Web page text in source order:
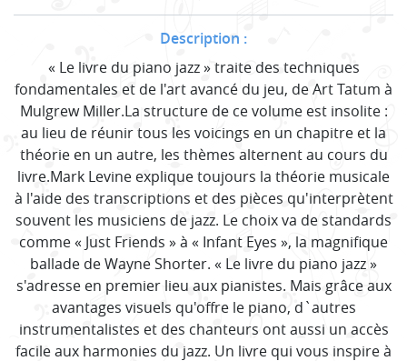
Description :
« Le livre du piano jazz » traite des techniques
fondamentales et de l'art avancé du jeu, de Art Tatum à
Mulgrew Miller.La structure de ce volume est insolite :
au lieu de réunir tous les voicings en un chapitre et la
théorie en un autre, les thèmes alternent au cours du
livre.Mark Levine explique toujours la théorie musicale
à l'aide des transcriptions et des pièces qu'interprètent
souvent les musiciens de jazz. Le choix va de standards
comme « Just Friends » à « Infant Eyes », la magnifique
ballade de Wayne Shorter. « Le livre du piano jazz »
s'adresse en premier lieu aux pianistes. Mais grâce aux
avantages visuels qu'offre le piano, d`autres
instrumentalistes et des chanteurs ont aussi un accès
facile aux harmonies du jazz. Un livre qui vous inspire à